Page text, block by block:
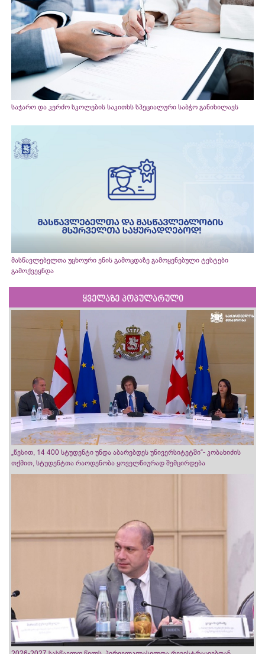
საჯარო და კერძო სკოლების საკითხს სპეციალური საბჭო განიხილავს
მასწავლებელთა უცხოური ენის გამოცდაზე გამოყენებული ტესტები
გამოქვეყნდა
ყველაზე პოპულარული
„წესით, 14 400 სტუდენტი უნდა აბარებდეს უნივერსიტეტში“- კობახიძის
თქმით, სტუდენტთა რაოდენობა ყოველწიურად შემცირდება